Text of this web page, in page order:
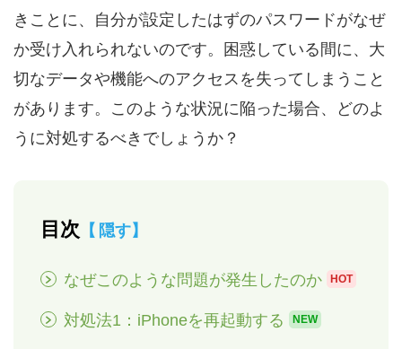
きことに、自分が設定したはずのパスワードがなぜ
か受け入れられないのです。困惑している間に、大
切なデータや機能へのアクセスを失ってしまうこと
があります。このような状況に陥った場合、どのよ
うに対処するべきでしょうか？
目次 隠す
なぜこのような問題が発生したのか HOT
対処法1：iPhoneを再起動する NEW